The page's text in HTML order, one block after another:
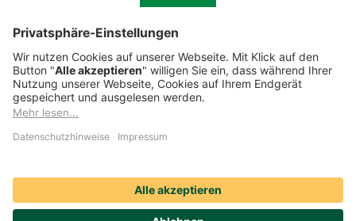
Cookie-Einstellungen
Datenschutz
Impressum
Streitbeilegung
Nutzungshinweise
Compliance
Social Media Icons sowie Verlinkungen, die mit